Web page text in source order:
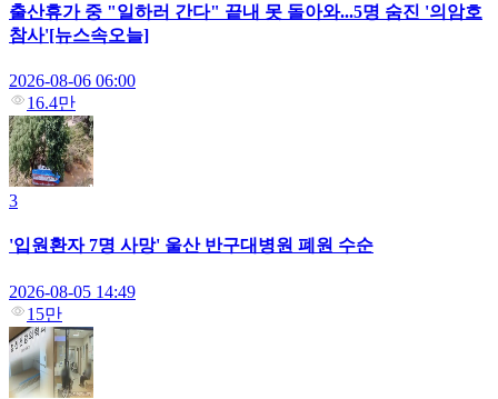
출산휴가 중 "일하러 간다" 끝내 못 돌아와...5명 숨진 '의암호
참사'[뉴스속오늘]
2026-08-06 06:00
16.4만
3
'입원환자 7명 사망' 울산 반구대병원 폐원 수순
2026-08-05 14:49
15만